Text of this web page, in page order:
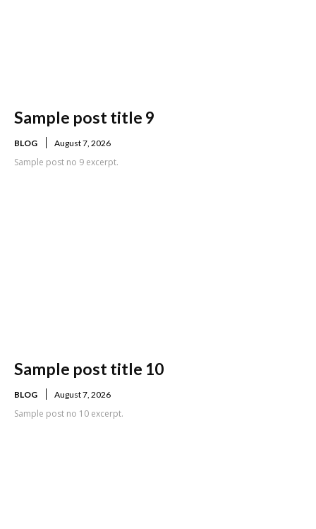
Sample post title 9
BLOG August 7, 2026
Sample post no 9 excerpt.
Sample post title 10
BLOG August 7, 2026
Sample post no 10 excerpt.